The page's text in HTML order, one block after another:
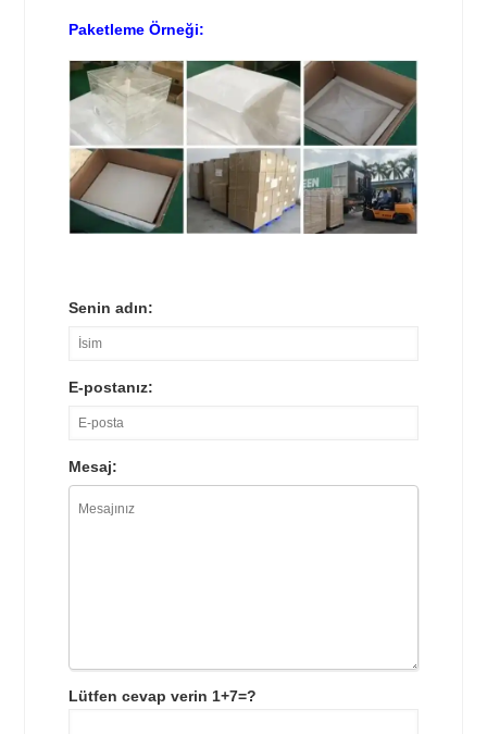
Paketleme Örneği:
Senin adın:
E-postanız:
Mesaj:
Lütfen cevap verin 1+7=?